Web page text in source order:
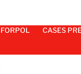
FORPOL CASES